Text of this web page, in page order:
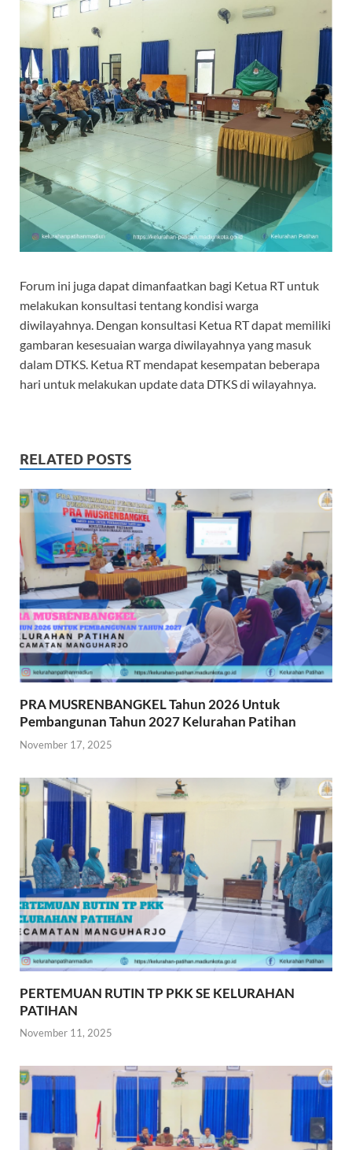
Forum ini juga dapat dimanfaatkan bagi Ketua RT untuk
melakukan konsultasi tentang kondisi warga
diwilayahnya. Dengan konsultasi Ketua RT dapat memiliki
gambaran kesesuaian warga diwilayahnya yang masuk
dalam DTKS. Ketua RT mendapat kesempatan beberapa
hari untuk melakukan update data DTKS di wilayahnya.
RELATED POSTS
PRA MUSRENBANGKEL Tahun 2026 Untuk
Pembangunan Tahun 2027 Kelurahan Patihan
November 17, 2025
PERTEMUAN RUTIN TP PKK SE KELURAHAN
PATIHAN
November 11, 2025